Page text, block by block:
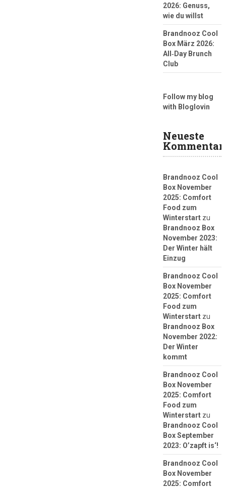
2026: Genuss,
wie du willst
Brandnooz Cool
Box März 2026:
All‑Day Brunch
Club
Follow my blog
with Bloglovin
Neueste
Brandnooz Cool
Box November
2025: Comfort
Food zum
Winterstartzu
Brandnooz Box
November 2023:
Der Winter hält
Einzug
Brandnooz Cool
Box November
2025: Comfort
Food zum
Winterstartzu
Brandnooz Box
November 2022:
Der Winter
kommt
Brandnooz Cool
Box November
2025: Comfort
Food zum
Winterstartzu
Brandnooz Cool
Box September
2023: O’zapft is‘!
Brandnooz Cool
Box November
2025: Comfort